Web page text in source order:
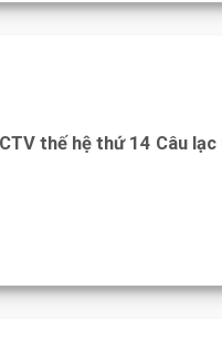
thế hệ thứ 14 Câu